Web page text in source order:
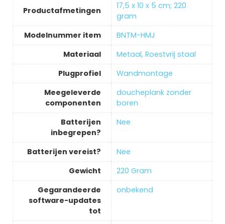
Productafmetingen
‎17,5 x 10 x 5 cm; 220
gram
Modelnummer item
‎BNTM-HMJ
Materiaal
‎Metaal, Roestvrij staal
Plugprofiel
‎Wandmontage
Meegeleverde
componenten
‎doucheplank zonder
boren
Batterijen
inbegrepen?
‎Nee
Batterijen vereist?
‎Nee
Gewicht
‎220 Gram
Gegarandeerde
software-updates
tot
‎onbekend